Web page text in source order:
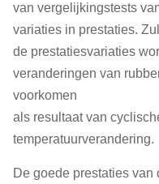
van vergelijkingstests
variaties in prestaties.
de prestatiesvariaties
veranderingen van
voorkomen
als resultaat van
temperatuurverandering.
De goede prestaties van